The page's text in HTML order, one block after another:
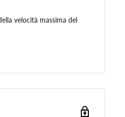
velocità massima del